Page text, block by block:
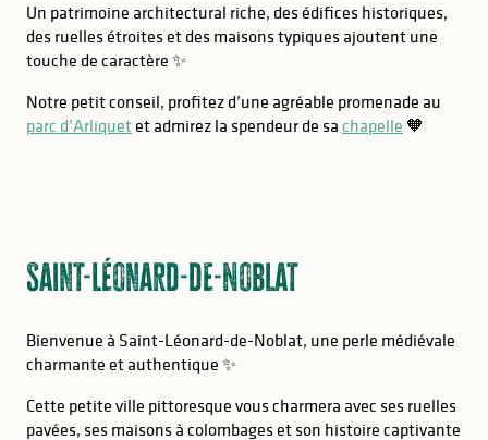
Un patrimoine architectural riche, des édifices historiques,
des ruelles étroites et des maisons typiques ajoutent une
touche de caractère ✨
Notre petit conseil, profitez d’une agréable promenade au
parc d’Arliquetet admirez la spendeur de sa chapelle 🧡
Saint-Léonard-de-Noblat
Bienvenue à Saint-Léonard-de-Noblat, une perle médiévale
charmante et authentique ✨
Cette petite ville pittoresque vous charmera avec ses ruelles
pavées, ses maisons à colombages et son histoire captivante